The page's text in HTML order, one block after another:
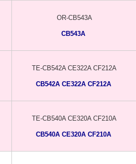
OR-CB543A
CB543A
TE-CB542A CE322A CF212A
CB542A CE322A CF212A
TE-CB540A CE320A CF210A
CB540A CE320A CF210A